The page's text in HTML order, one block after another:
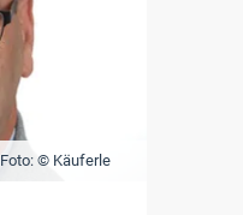
Foto: © Käuferle